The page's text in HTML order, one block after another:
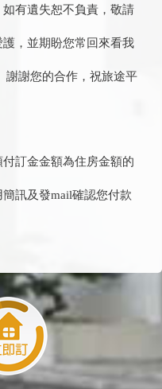
有遺失恕不負責，敬請
，並期盼您常回來看我
謝謝您的合作，祝旅途平
訂金金額為住房金額的
訊及發mail確認您付款